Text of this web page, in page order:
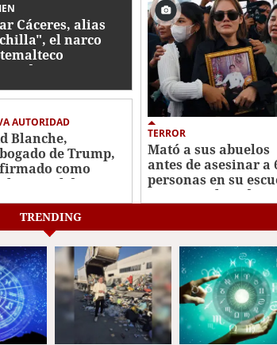
Cáceres, alias
el narco
por
AUTORIDAD
Blanche,
de Trump,
como
general de EE UU
TERROR
Mató a sus abuelos
antes de asesinar a
personas en su
y quitarse la vida:
TRENDING